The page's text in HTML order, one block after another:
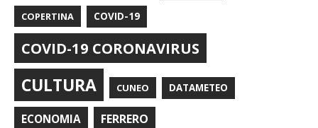
COPERTINA COVID-19
COVID-19 CORONAVIRUS
CULTURA CUNEO DATAMETEO
ECONOMIA FERRERO